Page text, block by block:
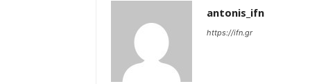
antonis_ifn
https://ifn.gr